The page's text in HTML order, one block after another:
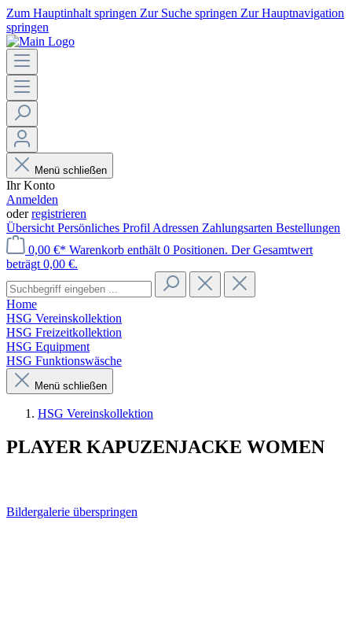
Zum Hauptinhalt springen Zur Suche springen Zur Hauptnavigation
springen
Menü schließen
Ihr Konto
Anmelden
oderregistrieren
Übersicht Persönliches Profil Adressen Zahlungsarten Bestellungen
0,00 €* Warenkorb enthält 0 Positionen. Der Gesamtwert
beträgt 0,00 €.
Home
HSG Vereinskollektion
HSG Freizeitkollektion
HSG Equipment
HSG Funktionswäsche
Menü schließen
HSG Vereinskollektion
PLAYER KAPUZENJACKE WOMEN
Bildergalerie überspringen